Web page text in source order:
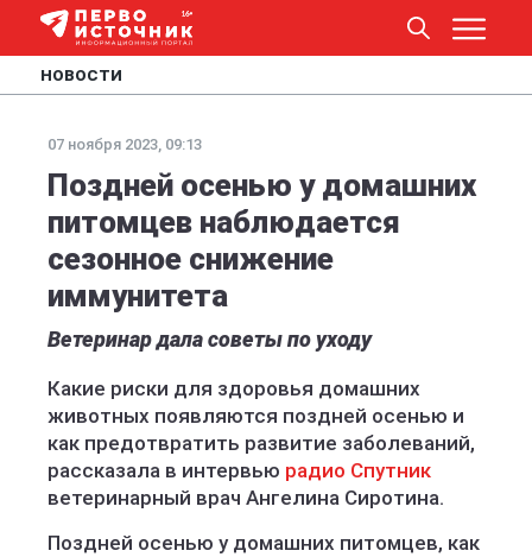
НОВОСТИ
07 ноября 2023, 09:13
Поздней осенью у домашних
питомцев наблюдается
сезонное снижение
иммунитета
Ветеринар дала советы по уходу
Какие риски для здоровья домашних
животных появляются поздней осенью и
как предотвратить развитие заболеваний,
рассказала в интервью радио Спутник
ветеринарный врач Ангелина Сиротина.
Поздней осенью у домашних питомцев, как